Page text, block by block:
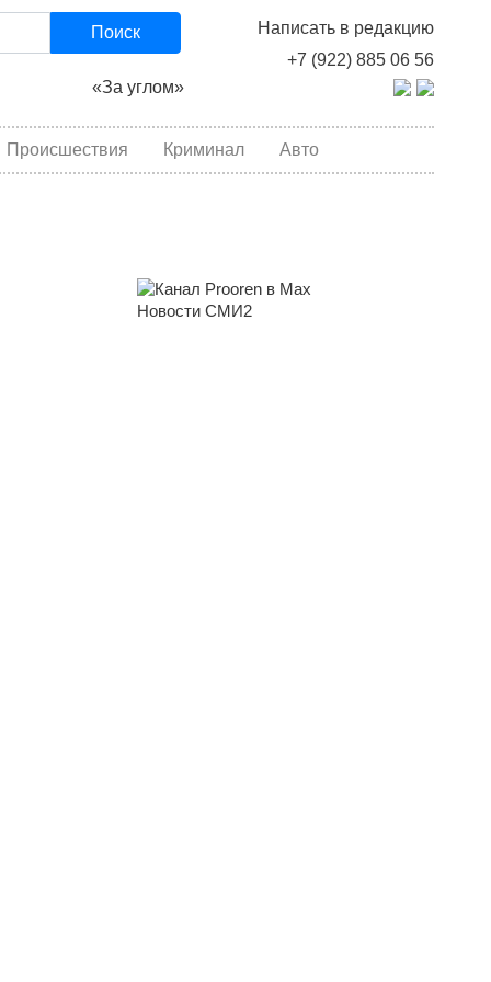
Написать в редакцию
+7 (922) 885 06 56
Поиск
«За углом»
Происшествия Криминал Авто
Новости СМИ2